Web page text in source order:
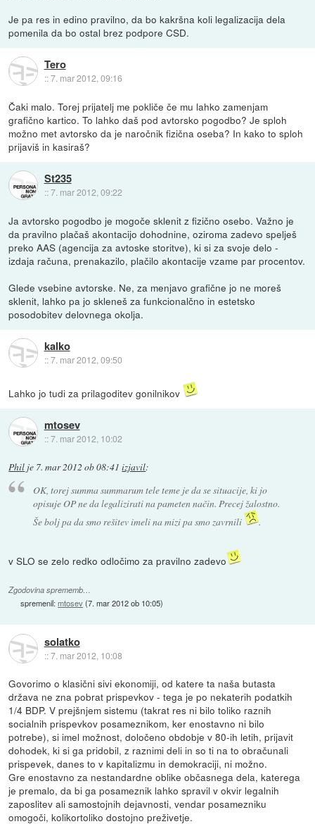
Je pa res in edino pravilno, da bo kakršna koli legalizacija dela
pomenila da bo ostal brez podpore CSD.
Tero
::7. mar 2012, 09:16
Čaki malo. Torej prijatelj me pokliče če mu lahko zamenjam
grafično kartico. To lahko daš pod avtorsko pogodbo? Je sploh
možno met avtorsko da je naročnik fizična oseba? In kako to sploh
prijaviš in kasiraš?
St235
::7. mar 2012, 09:22
Ja avtorsko pogodbo je mogoče sklenit z fizično osebo. Važno je
da pravilno plačaš akontacijo dohodnine, oziroma zadevo spelješ
preko AAS (agencija za avtoske storitve), ki si za svoje delo -
izdaja računa, prenakazilo, plačilo akontacije vzame par procentov.
Glede vsebine avtorske. Ne, za menjavo grafične jo ne moreš
sklenit, lahko pa jo skleneš za funkcionalčno in estetsko
posodobitev delovnega okolja.
kalko
::7. mar 2012, 09:50
Lahko jo tudi za prilagoditev gonilnikov
mtosev
::7. mar 2012, 10:02
Phil je 7. mar 2012 ob 08:41 izjavil:
OK, torej summa summarum tele teme je da se situacije, ki jo
opisuje OP ne da legalizirati na pameten način. Precej žalostno.
Še bolj pa da smo rešitev imeli na mizi pa smo zavrnili
.
v SLO se zelo redko odločimo za pravilno zadevo
Zgodovina sprememb…
spremenil:mtosev(7. mar 2012 ob 10:05)
solatko
::7. mar 2012, 10:08
Govorimo o klasični sivi ekonomiji, od katere ta naša butasta
država ne zna pobrat prispevkov - tega je po nekaterih podatkih
1/4 BDP. V prejšnjem sistemu (takrat res ni bilo toliko raznih
socialnih prispevkov posameznikom, ker enostavno ni bilo
potrebe), si imel možnost, določeno obdobje v 80-ih letih, prijavit
dohodek, ki si ga pridobil, z raznimi deli in so ti na to obračunali
prispevek, danes to v kapitalizmu in demokraciji, ni možno.
Gre enostavno za nestandardne oblike občasnega dela, katerega
je premalo, da bi ga posameznik lahko spravil v okvir legalnih
zaposlitev ali samostojnih dejavnosti, vendar posamezniku
omogoči, kolikortoliko dostojno preživetje.